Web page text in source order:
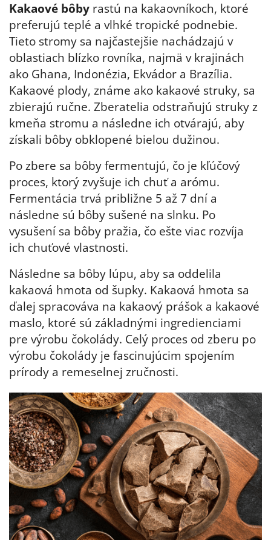
Kakaové bôby rastú na kakaovníkoch, ktoré
preferujú teplé a vlhké tropické podnebie.
Tieto stromy sa najčastejšie nachádzajú v
oblastiach blízko rovníka, najmä v krajinách
ako Ghana, Indonézia, Ekvádor a Brazília.
Kakaové plody, známe ako kakaové struky, sa
zbierajú ručne. Zberatelia odstraňujú struky z
kmeňa stromu a následne ich otvárajú, aby
získali bôby obklopené bielou dužinou.
Po zbere sa bôby fermentujú, čo je kľúčový
proces, ktorý zvyšuje ich chuť a arómu.
Fermentácia trvá približne 5 až 7 dní a
následne sú bôby sušené na slnku. Po
vysušení sa bôby pražia, čo ešte viac rozvíja
ich chuťové vlastnosti.
Následne sa bôby lúpu, aby sa oddelila
kakaová hmota od šupky. Kakaová hmota sa
ďalej spracováva na kakaový prášok a kakaové
maslo, ktoré sú základnými ingredienciami
pre výrobu čokolády. Celý proces od zberu po
výrobu čokolády je fascinujúcim spojením
prírody a remeselnej zručnosti.